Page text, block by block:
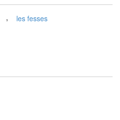
, les fesses